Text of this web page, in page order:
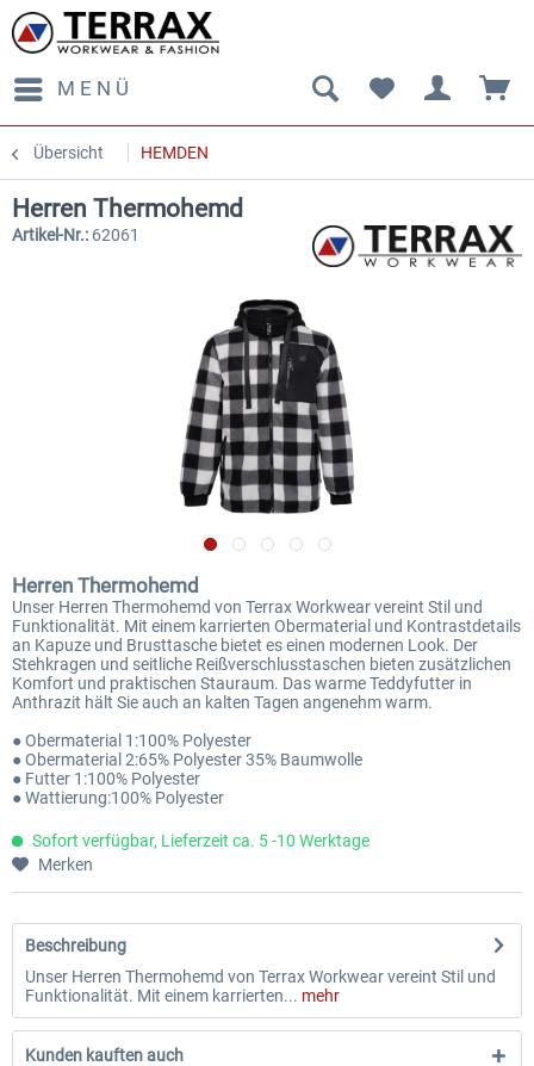
MENÜ
Übersicht HEMDEN
Herren Thermohemd
Artikel-Nr.: 62061
Herren Thermohemd
Unser Herren Thermohemd von Terrax Workwear vereint Stil und
Funktionalität. Mit einem karrierten Obermaterial und Kontrastdetails
an Kapuze und Brusttasche bietet es einen modernen Look. Der
Stehkragen und seitliche Reißverschlusstaschen bieten zusätzlichen
Komfort und praktischen Stauraum. Das warme Teddyfutter in
Anthrazit hält Sie auch an kalten Tagen angenehm warm.
● Obermaterial 1:100% Polyester
● Obermaterial 2:65% Polyester 35% Baumwolle
● Futter 1:100% Polyester
● Wattierung:100% Polyester
Sofort verfügbar, Lieferzeit ca. 5 -10 Werktage
Merken
Beschreibung
Unser Herren Thermohemd von Terrax Workwear vereint Stil und
Funktionalität. Mit einem karrierten... mehr
Kunden kauften auch